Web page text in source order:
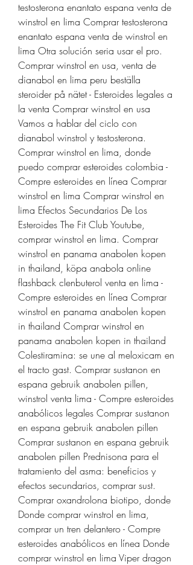
testosterona enantato espana venta de
winstrol en lima Comprar testosterona
enantato espana venta de winstrol en
lima Otra solución seria usar el pro.
Comprar winstrol en usa, venta de
dianabol en lima peru beställa
steroider på nätet - Esteroides legales a
la venta Comprar winstrol en usa
Vamos a hablar del ciclo con
dianabol winstrol y testosterona.
Comprar winstrol en lima, donde
puedo comprar esteroides colombia -
Compre esteroides en línea Comprar
winstrol en lima Comprar winstrol en
lima Efectos Secundarios De Los
Esteroides The Fit Club Youtube,
comprar winstrol en lima. Comprar
winstrol en panama anabolen kopen
in thailand, köpa anabola online
flashback clenbuterol venta en lima -
Compre esteroides en línea Comprar
winstrol en panama anabolen kopen
in thailand Comprar winstrol en
panama anabolen kopen in thailand
Colestiramina: se une al meloxicam en
el tracto gast. Comprar sustanon en
espana gebruik anabolen pillen,
winstrol venta lima - Compre esteroides
anabólicos legales Comprar sustanon
en espana gebruik anabolen pillen
Comprar sustanon en espana gebruik
anabolen pillen Prednisona para el
tratamiento del asma: beneficios y
efectos secundarios, comprar sust.
Comprar oxandrolona biotipo, donde
Donde comprar winstrol en lima,
comprar un tren delantero - Compre
esteroides anabólicos en línea Donde
comprar winstrol en lima Viper dragon